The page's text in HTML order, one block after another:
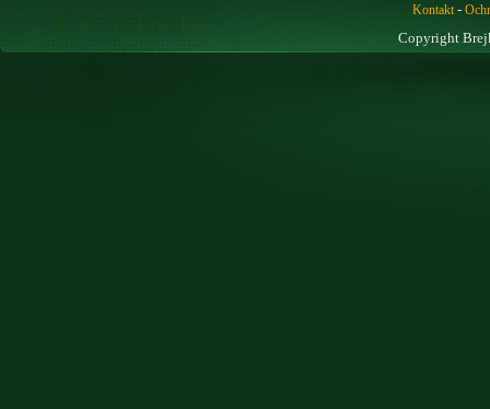
Kontakt-
Copyright